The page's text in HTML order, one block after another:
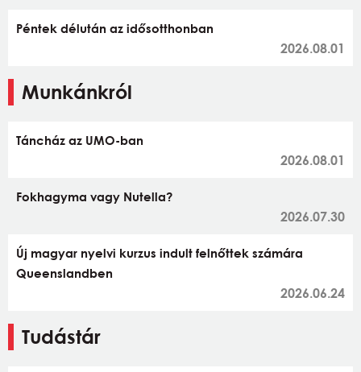
Péntek délután az idősotthonban
2026.08.01
Munkánkról
Táncház az UMO-ban
2026.08.01
Fokhagyma vagy Nutella?
2026.07.30
Új magyar nyelvi kurzus indult felnőttek számára
Queenslandben
2026.06.24
Tudástár